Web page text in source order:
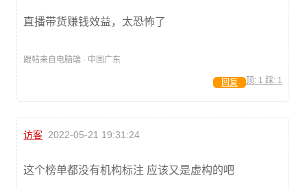
直播带货赚钱效益，太恐怖了
跟帖来自电脑端 · 中国广东
顶: 1 踩: 1
回复
访客 2022-05-21 19:31:24
这个榜单都没有机构标注 应该又是虚构的吧